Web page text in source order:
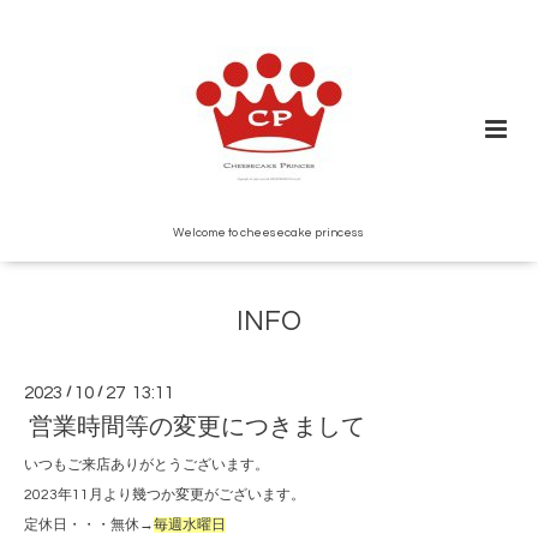
Welcome to cheesecake princess
INFO
2023 / 10 / 27 13:11
営業時間等の変更につきまして
いつもご来店ありがとうございます。
2023年11月より幾つか変更がございます。
定休日・・・無休→毎週水曜日